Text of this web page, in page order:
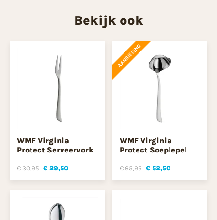
Bekijk ook
WMF Virginia
Protect Serveervork
€ 30,95 € 29,50
AANBIEDING
WMF Virginia
Protect Soeplepel
€ 65,95 € 52,50